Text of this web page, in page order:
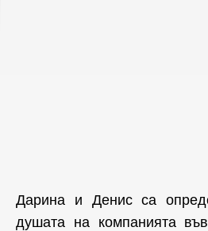
Дарина и Денис са
душата на компанията